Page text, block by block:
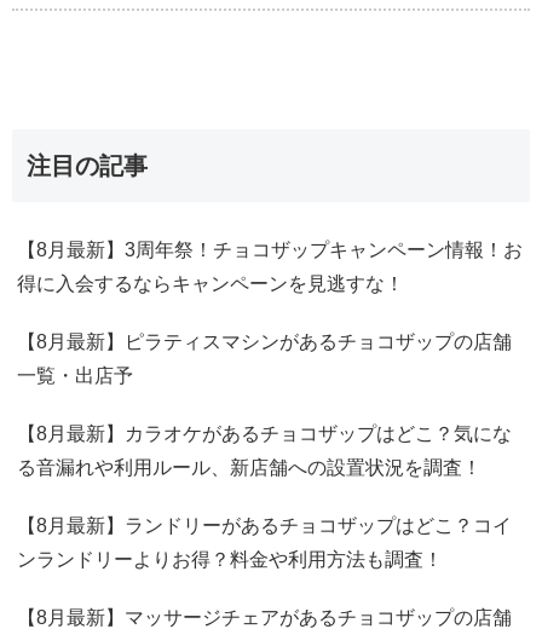
注目の記事
【8月最新】3周年祭！チョコザップキャンペーン情報！お
得に入会するならキャンペーンを見逃すな！
【8月最新】ピラティスマシンがあるチョコザップの店舗
一覧・出店予
【8月最新】カラオケがあるチョコザップはどこ？気にな
る音漏れや利用ルール、新店舗への設置状況を調査！
【8月最新】ランドリーがあるチョコザップはどこ？コイ
ンランドリーよりお得？料金や利用方法も調査！
【8月最新】マッサージチェアがあるチョコザップの店舗